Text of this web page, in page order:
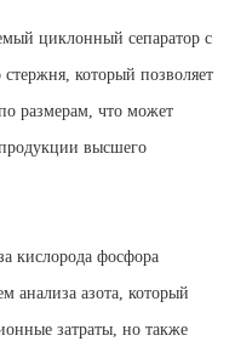
циклонный сепаратор с
который позволяет
размерам, что может
высшего
кислорода фосфора
анализа азота, который
затраты, но также